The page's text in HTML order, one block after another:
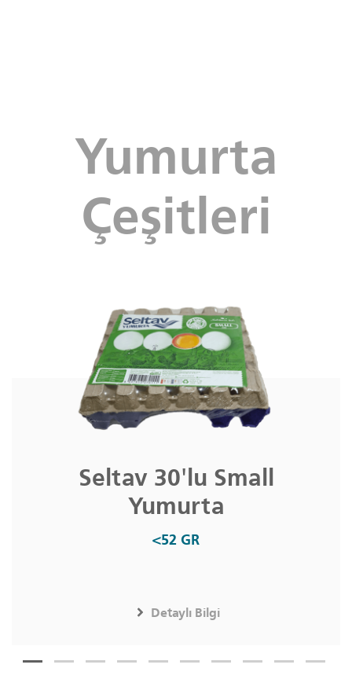
Yumurta
Çeşitleri
Seltav 30'lu Small
Yumurta
<52 GR
Detaylı Bilgi